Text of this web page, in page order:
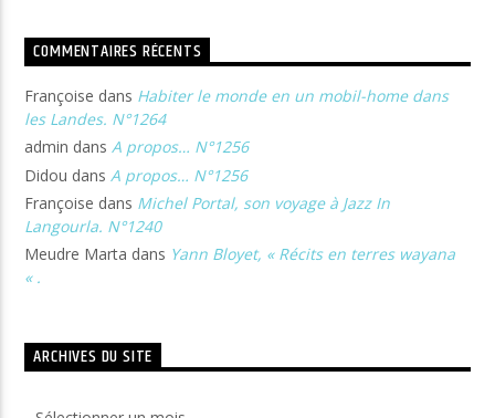
COMMENTAIRES RÉCENTS
Françoise dans Habiter le monde en un mobil-home dans
les Landes. N°1264
admin dansA propos… N°1256
Didou dans A propos… N°1256
Françoise dans Michel Portal, son voyage à Jazz In
Langourla. N°1240
Meudre Marta dans Yann Bloyet, « Récits en terres wayana
« .
ARCHIVES DU SITE